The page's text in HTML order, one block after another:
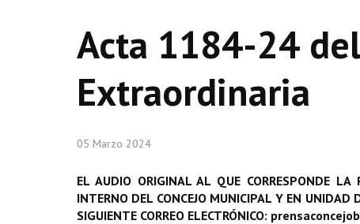
Acta 1184-24
Extraordinaria
05 Marzo 2024
EL AUDIO ORIGINAL AL QUE CORRESPONDE LA
INTERNO DEL CONCEJO MUNICIPAL Y EN UNIDAD
SIGUIENTE CORREO ELECTRÓNICO: